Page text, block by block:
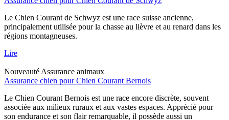
Le Chien Courant de Schwyz est une race suisse ancienne,
principalement utilisée pour la chasse au lièvre et au renard dans les
régions montagneuses.
Lire
Nouveauté Assurance animaux
Assurance chien pour Chien Courant Bernois
Le Chien Courant Bernois est une race encore discrète, souvent
associée aux milieux ruraux et aux vastes espaces. Apprécié pour
son endurance et son flair remarquable, il possède aussi un